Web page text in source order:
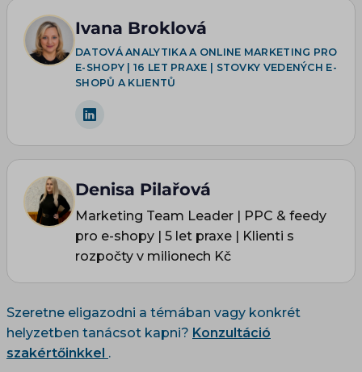
Ivana Broklová
DATOVÁ ANALYTIKA A ONLINE MARKETING PRO
E-SHOPY | 16 LET PRAXE | STOVKY VEDENÝCH E-
SHOPŮ A KLIENTŮ
Denisa Pilařová
Marketing Team Leader | PPC & feedy
pro e-shopy | 5 let praxe | Klienti s
rozpočty v milionech Kč
Szeretne eligazodni a témában vagy konkrét
helyzetben tanácsot kapni? Konzultáció
szakértőinkkel .